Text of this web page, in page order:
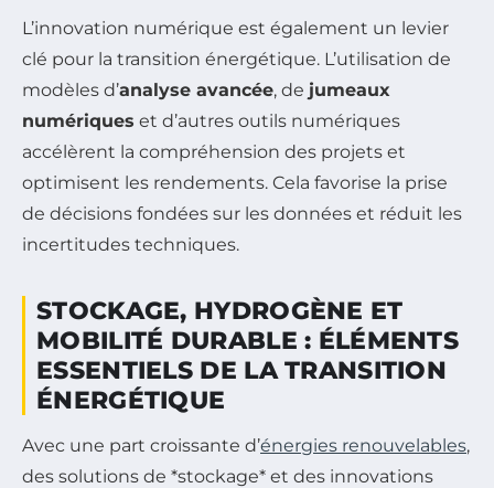
L’innovation numérique est également un levier
clé pour la transition énergétique. L’utilisation de
modèles d’analyse avancée, de jumeaux
numériques et d’autres outils numériques
accélèrent la compréhension des projets et
optimisent les rendements. Cela favorise la prise
de décisions fondées sur les données et réduit les
incertitudes techniques.
STOCKAGE, HYDROGÈNE ET
MOBILITÉ DURABLE : ÉLÉMENTS
ESSENTIELS DE LA TRANSITION
ÉNERGÉTIQUE
Avec une part croissante d’énergies renouvelables,
des solutions de *stockage* et des innovations